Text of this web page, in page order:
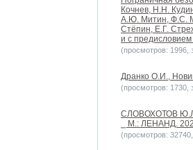
Кочнев, Н.Н.
А.Ю. Митин, Ф.С.
Стёпин, Е.Г.
и с
(просмотров: 1996,
Дранко О.И.,
(просмотров: 1730,
СЛОВОХОТОВ Ю.Л.
⎯ М.: ЛЕНАНД.
(просмотров: